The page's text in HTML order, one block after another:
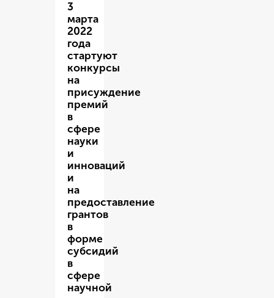
3
марта
2022
года
стартуют
конкурсы
на
присуждение
премий
в
сфере
науки
и
инноваций
и
на
предоставление
грантов
в
форме
субсидий
в
сфере
научной